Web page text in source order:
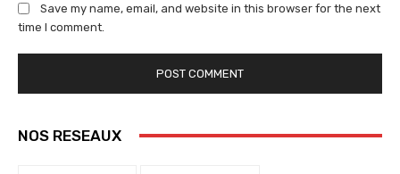
Save my name, email, and website in this browser for the next
time I comment.
NOS RESEAUX